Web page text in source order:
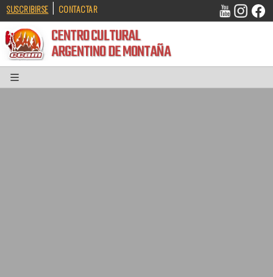
SUSCRIBIRSE | CONTACTAR
CENTRO CULTURAL
ARGENTINO DE MONTAÑA